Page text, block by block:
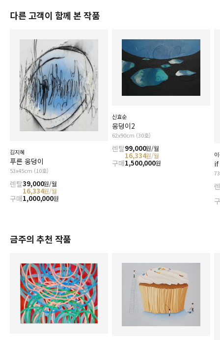
다른 고객이 함께 본 작품
김지혜
푸른 웅덩이
53x45cm (10호)
렌탈39,000원/월
16,334원/월
구매1,000,000원
신효순
웅덩이2
62x90cm (30호)
렌탈99,000원/월
16,334원/월
구매1,500,000원
금주의 추천 작품